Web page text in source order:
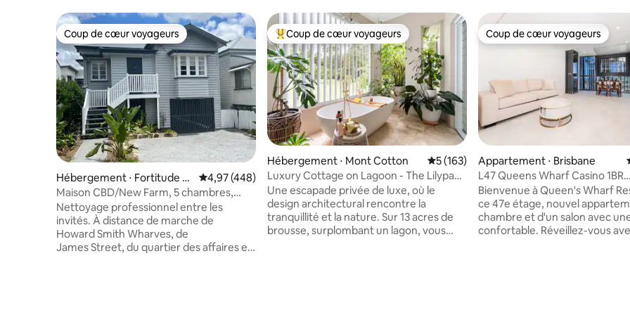
Coup de cœur voyageurs
Coup de cœur voyageurs
Hébergement ⋅ Fortitude V
alley
Évaluation moyenne sur la base de 448 commentaires : 4,97 sur 5
4,97 (448)
Maison CBD/New Farm, 5 chambres,
climatisation, 4 places de parking
Nettoyage professionnel entre les
invités. À distance de marche de
Howard Smith Wharves, de
James Street, du quartier des affaires et
Coups de cœur voyageurs les plus appréciés
Coup de cœur voyageurs
Hébergement ⋅ Mont Cotton Évaluation moyenne sur la base de 163
5 (163)
Luxury Cottage on Lagoon - The Lilypad
@ Mt Cotton (Cottage de luxe sur le
lagon)
Une escapade privée de luxe, où le
design architectural rencontre la
tranquillité et la nature. Sur 13 acres de
brousse, surplombant un lagon, vous
Coup de cœur voyageurs
Coup de cœur voyageurs
Appartement ⋅ Brisbane
L47 Queens Wharf Casino 1BR
Appartement
Bienvenue à Queen's Wharf
ce 47e étage, nouvel
chambre et d'un salon avec
confortable. Réveillez-vous avec une vue